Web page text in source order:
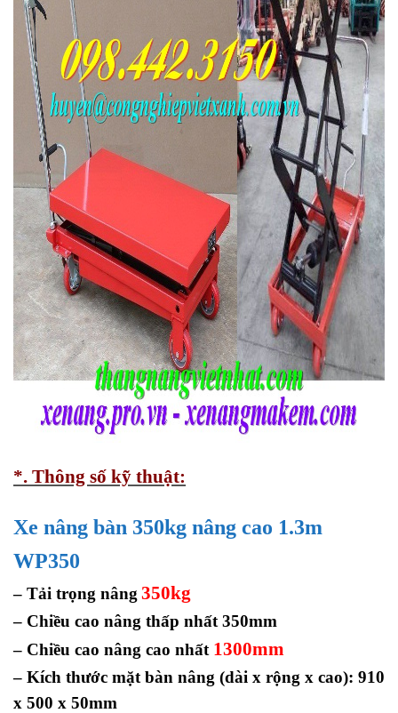
*. Thông số kỹ thuật:
Xe nâng bàn 350kg nâng cao 1.3m
WP350
– Tải trọng nâng 350kg
– Chiều cao nâng thấp nhất 350mm
– Chiều cao nâng cao nhất 1300mm
– Kích thước mặt bàn nâng (dài x rộng x cao): 910
x 500 x 50mm